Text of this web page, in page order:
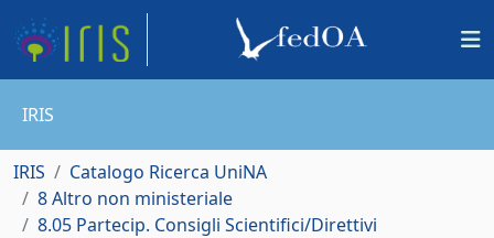
IRIS
IRIS
Catalogo Ricerca UniNA
8 Altro non ministeriale
8.05 Partecip. Consigli Scientifici/Direttivi